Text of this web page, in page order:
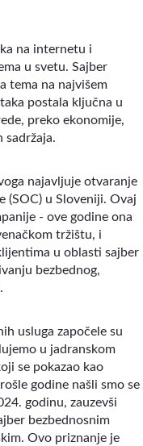
na internetu i
u svetu. Sajber
tema na najvišem
postala ključna u
preko ekonomije,
sadržaja.
najavljuje otvaranje
(SOC) u Sloveniji. Ovaj
- ove godine ona
tržištu, i
u oblasti sajber
bezbednog,
usluga započele su
u jadranskom
se pokazao kao
godine našli smo se
godinu, zauzevši
bezbednosnim
Ovo priznanje je